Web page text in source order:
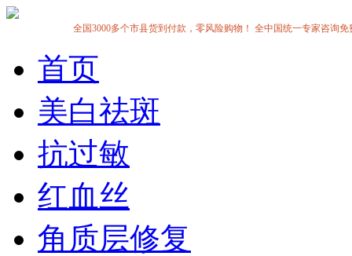
全国3000多个市县货到付款，零风险购物！ 全中国统一专家咨询免
首页
美白祛斑
抗过敏
红血丝
角质层修复